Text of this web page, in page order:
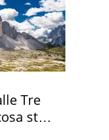
Tre
sta